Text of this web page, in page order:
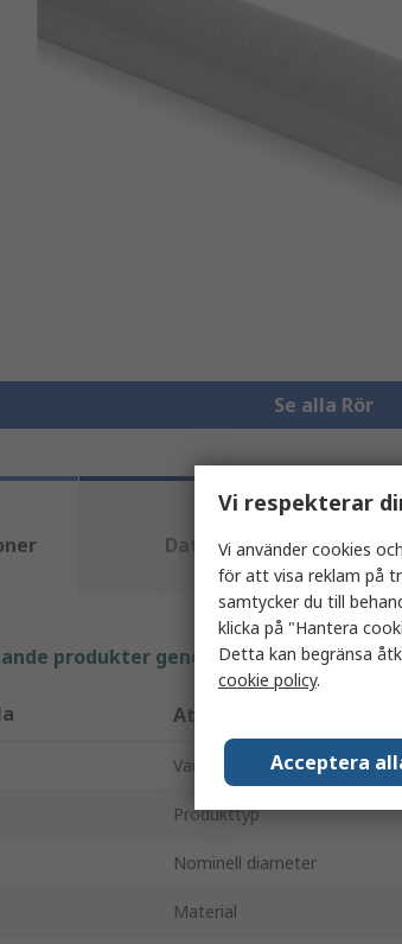
Se alla Rör
Datablad
produkter genom att välja ett eller
Attribut
Varumärke
Produkttyp
Nominell diameter
Material
Vi respekterar
Vi använder cookies
för att visa reklam på
samtycker du till
klicka på "Hantera
Detta kan begränsa
cookie policy.
Acceptera